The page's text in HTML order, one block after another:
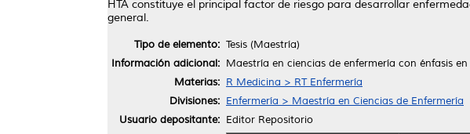
HTA constituye el principal factor de riesgo para desarrollar
general.
Tipo de elemento: Tesis (Maestría)
Información adicional: Maestría en ciencias de enfermería con énfasis
Materias: R Medicina > RT Enfermería
Divisiones: Enfermería > Maestría en Ciencias de Enfermería
Usuario depositante: Editor Repositorio